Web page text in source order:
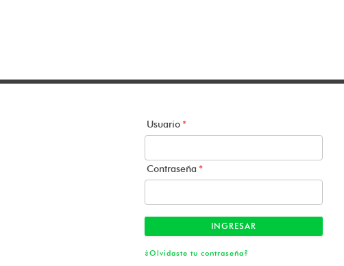
Usuario *
Contraseña *
INGRESAR
¿Olvidaste tu contraseña?